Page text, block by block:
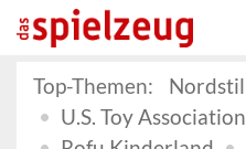
Top-Themen:
Nordstil
U.S. Toy Association